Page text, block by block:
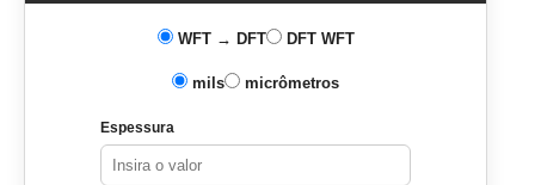
WFT → DFT DFT WFT
mils micrômetros
Espessura